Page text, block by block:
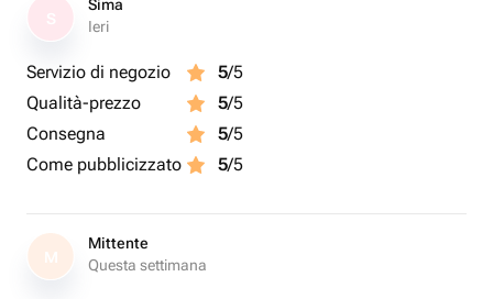
Sima
Ieri
Servizio di negozio 5/5
Qualità-prezzo
5/5
Consegna
5/5
Come pubblicizzato
5/5
M
Mittente
Questa settimana